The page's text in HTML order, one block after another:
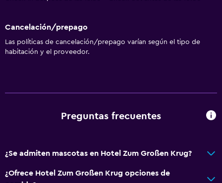
Cancelación/prepago
Las políticas de cancelación/prepago varían según el tipo de
habitación y el proveedor.
Preguntas frecuentes
¿Se admiten mascotas en Hotel Zum Großen Krug?
¿Ofrece Hotel Zum Großen Krug opciones de